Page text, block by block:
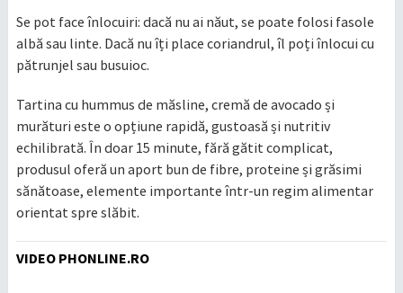
Se pot face înlocuiri: dacă nu ai năut, se poate folosi fasole
albă sau linte. Dacă nu îți place coriandrul, îl poți înlocui cu
pătrunjel sau busuioc.
Tartina cu hummus de măsline, cremă de avocado și
murături este o opțiune rapidă, gustoasă și nutritiv
echilibrată. În doar 15 minute, fără gătit complicat,
produsul oferă un aport bun de fibre, proteine și grăsimi
sănătoase, elemente importante într-un regim alimentar
orientat spre slăbit.
VIDEO PHONLINE.RO